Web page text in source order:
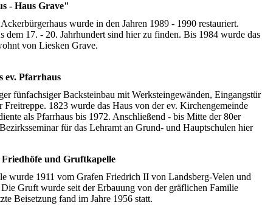
- Haus Grave"
wurde in den Jahren 1989 - 1990 restauriert.
dem 17. - 20. Jahrhundert sind hier zu finden. Bis 1984 wurde das
von Liesken Grave.
ev. Pfarrhaus
fünfachsiger Backsteinbau mit Werksteingewänden, Eingangstür
Freitreppe. 1823 wurde das Haus von der ev. Kirchengemeinde
als Pfarrhaus bis 1972. Anschließend - bis Mitte der 80er
für das Lehramt an Grund- und Hauptschulen hier
und Gruftkapelle
wurde 1911 vom Grafen Friedrich II von Landsberg-Velen und
Die Gruft wurde seit der Erbauung von der gräflichen Familie
Beisetzung fand im Jahre 1956 statt.